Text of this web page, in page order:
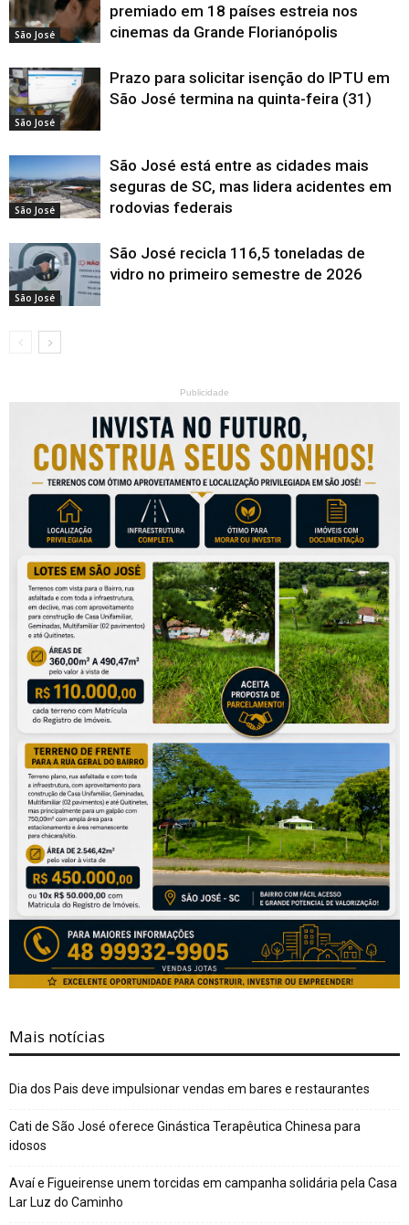
São José
premiado em 18 países estreia nos
cinemas da Grande Florianópolis
São José
Prazo para solicitar isenção do IPTU em
São José termina na quinta-feira (31)
São José
São José está entre as cidades mais
seguras de SC, mas lidera acidentes em
rodovias federais
São José
São José recicla 116,5 toneladas de
vidro no primeiro semestre de 2026
Publicidade
Mais notícias
Dia dos Pais deve impulsionar vendas em bares e restaurantes
Cati de São José oferece Ginástica Terapêutica Chinesa para
idosos
Avaí e Figueirense unem torcidas em campanha solidária pela Casa
Lar Luz do Caminho